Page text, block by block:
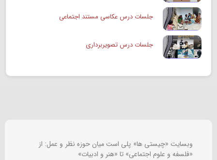
جلسات درس عکاسی مستند اجتماعی
جلسات درس تصویربرداری
وبسایت «چیستی ها» پلی است میان حوزه نظر و عمل: از
«فلسفه و علوم اجتماعی» تا «هنر و ادبیات»